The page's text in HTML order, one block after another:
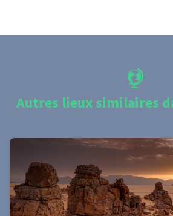
Autres lieux similaires